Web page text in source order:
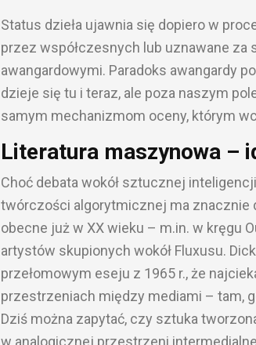
Status dzieła ujawnia się dopiero w
przez współczesnych lub uznawane
awangardowymi. Paradoks awangardy
dzieje się tu i teraz, ale poza naszym
samym mechanizmom oceny, którym
Literatura maszynowa –
Choć debata wokół sztucznej
twórczości algorytmicznej ma znacznie
obecne już w XX wieku – m.in. w kręgu
artystów skupionych wokół Fluxusu.
przełomowym eseju z 1965 r., że
przestrzeniach między mediami – tam,
Dziś można zapytać, czy sztuka
w analogicznej przestrzeni